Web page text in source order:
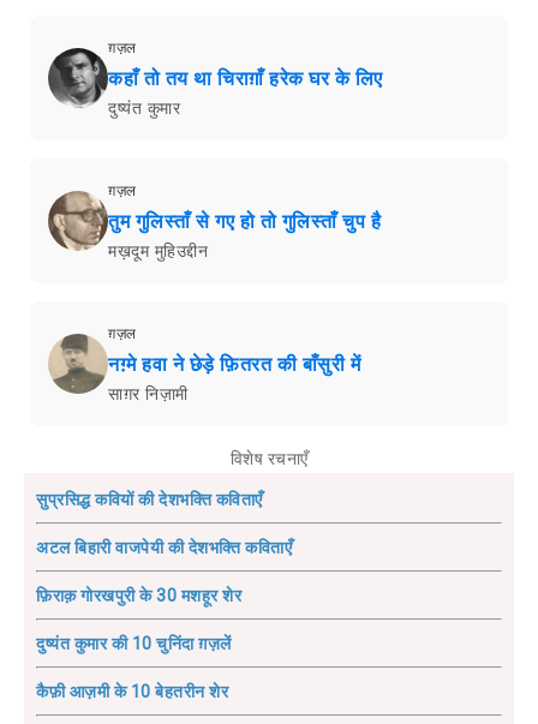
ग़ज़ल
कहाँ तो तय था चिराग़ाँ हरेक घर के लिए
दुष्यंत कुमार
ग़ज़ल
तुम गुलिस्ताँ से गए हो तो गुलिस्ताँ चुप है
मख़दूम मुहिउद्दीन
ग़ज़ल
नग़्मे हवा ने छेड़े फ़ितरत की बाँसुरी में
साग़र निज़ामी
विशेष रचनाएँ
सुप्रसिद्ध कवियों की देशभक्ति कविताएँ
अटल बिहारी वाजपेयी की देशभक्ति कविताएँ
फ़िराक़ गोरखपुरी के 30 मशहूर शेर
दुष्यंत कुमार की 10 चुनिंदा ग़ज़लें
कैफ़ी आज़मी के 10 बेहतरीन शेर